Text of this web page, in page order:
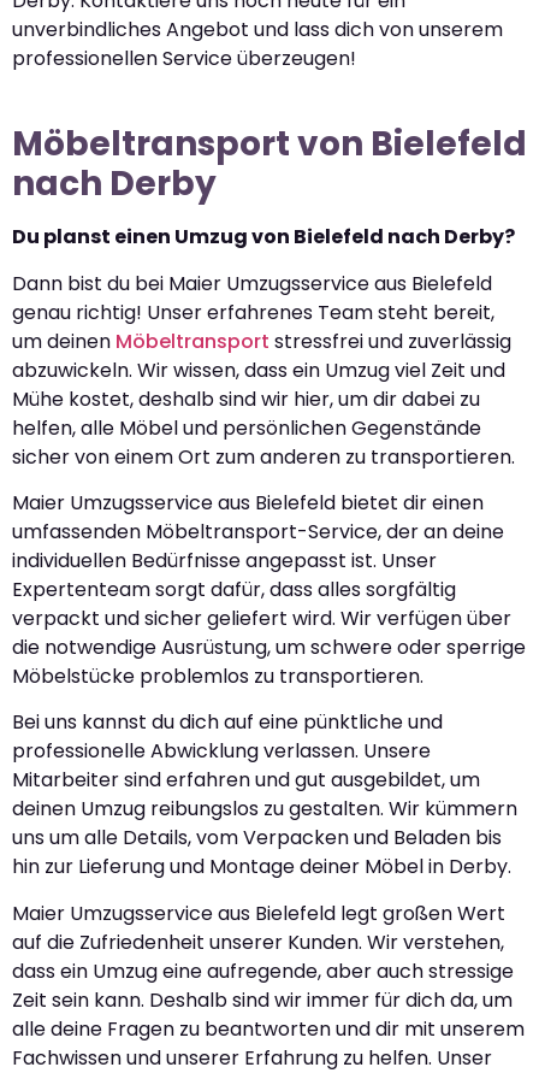
unverbindliches Angebot und lass dich von unserem
professionellen Service überzeugen!
Möbeltransport von Bielefeld
nach Derby
Du planst einen Umzug von Bielefeld nach Derby?
Dann bist du bei Maier Umzugsservice aus Bielefeld
genau richtig! Unser erfahrenes Team steht bereit,
um deinen Möbeltransport stressfrei und zuverlässig
abzuwickeln. Wir wissen, dass ein Umzug viel Zeit und
Mühe kostet, deshalb sind wir hier, um dir dabei zu
helfen, alle Möbel und persönlichen Gegenstände
sicher von einem Ort zum anderen zu transportieren.
Maier Umzugsservice aus Bielefeld bietet dir einen
umfassenden Möbeltransport-Service, der an deine
individuellen Bedürfnisse angepasst ist. Unser
Expertenteam sorgt dafür, dass alles sorgfältig
verpackt und sicher geliefert wird. Wir verfügen über
die notwendige Ausrüstung, um schwere oder sperrige
Möbelstücke problemlos zu transportieren.
Bei uns kannst du dich auf eine pünktliche und
professionelle Abwicklung verlassen. Unsere
Mitarbeiter sind erfahren und gut ausgebildet, um
deinen Umzug reibungslos zu gestalten. Wir kümmern
uns um alle Details, vom Verpacken und Beladen bis
hin zur Lieferung und Montage deiner Möbel in Derby.
Maier Umzugsservice aus Bielefeld legt großen Wert
auf die Zufriedenheit unserer Kunden. Wir verstehen,
dass ein Umzug eine aufregende, aber auch stressige
Zeit sein kann. Deshalb sind wir immer für dich da, um
alle deine Fragen zu beantworten und dir mit unserem
Fachwissen und unserer Erfahrung zu helfen. Unser